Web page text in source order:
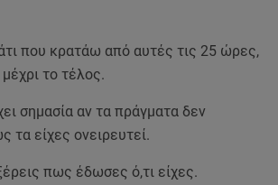
που κρατάω από αυτές τις 25 ώρες,
το τέλος.
σημασία αν τα πράγματα δεν
τα είχες ονειρευτεί.
πως έδωσες ό,τι είχες.